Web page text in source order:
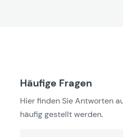
Häufige Fragen
Hier finden Sie Antworten
häufig gestellt werden.